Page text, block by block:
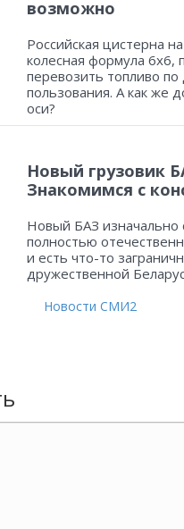
возможно
Российская цистерна
колесная формула 6х6,
перевозить топливо
пользования. А как же
оси?
Новый грузовик
Знакомимся с
Новый БАЗ изначально
полностью
и есть что-то
дружественной
Новости СМИ2